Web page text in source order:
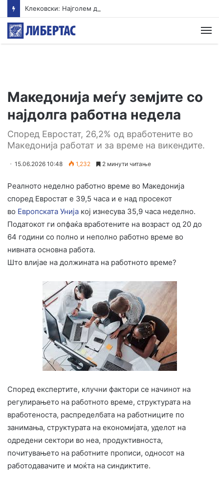
Македонија меѓу земјите со
најдолга работна недела
Според Евростат, 26,2% од вработените во
Македонија работат и за време на викендите.
15.06.2026 10:48 1,232 2 минути читање
Реалното неделно работно време во Македонија
според Евростат е 39,5 часа и е над просекот
во Европската Унија кој изнесува 35,9 часа неделно.
Податокот ги опфаќа вработените на возраст од 20 до
64 години со полно и неполно работно време во
нивната основна работа.
Што влијае на должината на работното време?
Според експертите, клучни фактори се начинот на
регулирањето на работното време, структурата на
вработеноста, распределбата на работниците по
занимања, структурата на економијата, уделот на
одредени сектори во неа, продуктивноста,
почитувањето на работните прописи, односот на
работодавачите и моќта на синдиктите.